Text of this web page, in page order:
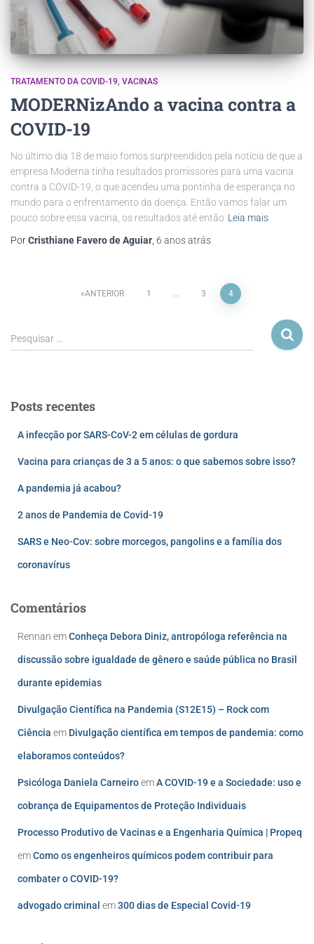
TRATAMENTO DA COVID-19 VACINAS
MODERNizAndo a vacina contra a
COVID-19
No último dia 18 de maio fomos surpreendidos pela notícia de que a
empresa Moderna tinha resultados promissores para uma vacina
contra a COVID-19, o que acendeu uma pontinha de esperança no
mundo para o enfrentamento da doença. Então vamos falar um
pouco sobre essa vacina, os resultados até então Leia mais
PorCristhiane Favero de Aguiar 6 anosatrás
ANTERIOR 1 3 4
Pesquisar …
Posts recentes
A infecção por SARS-CoV-2 em células de gordura
Vacina para crianças de 3 a 5 anos: o que sabemos sobre isso?
A pandemia já acabou?
2 anos de Pandemia de Covid-19
SARS e Neo-Cov: sobre morcegos, pangolins e a família dos
coronavírus
Comentários
Rennan emConheça Debora Diniz, antropóloga referência na
discussão sobre igualdade de gênero e saúde pública no Brasil
durante epidemias
Divulgação Científica na Pandemia (S12E15) – Rock com
Ciência em Divulgação científica em tempos de pandemia: como
elaboramos conteúdos?
Psicóloga Daniela CarneiroemA COVID-19 e a Sociedade: uso e
cobrança de Equipamentos de Proteção Individuais
Processo Produtivo de Vacinas e a Engenharia Química | Propeq
emComo os engenheiros químicos podem contribuir para
combater o COVID-19?
advogado criminal em300 dias de Especial Covid-19